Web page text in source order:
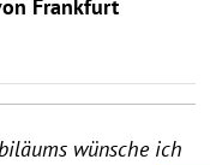
Frankfurt
wünsche ich